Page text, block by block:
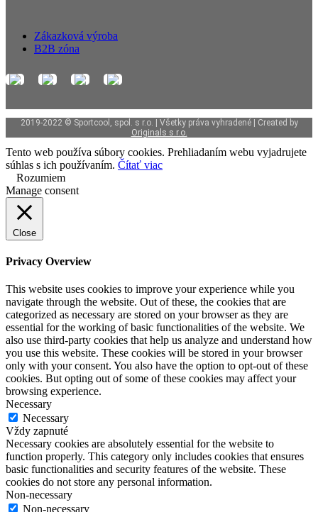
Zákazková výroba
B2B zóna
2019-2022 © Sportcool, spol. s r.o. | Všetky práva vyhradené | Created by
Originals s.r.o.
Tento web používa súbory cookies. Prehliadaním webu vyjadrujete
súhlas s ich používaním. Čítať viac
Rozumiem
Manage consent
Close
Privacy Overview
This website uses cookies to improve your experience while you
navigate through the website. Out of these, the cookies that are
categorized as necessary are stored on your browser as they are
essential for the working of basic functionalities of the website. We
also use third-party cookies that help us analyze and understand how
you use this website. These cookies will be stored in your browser
only with your consent. You also have the option to opt-out of these
cookies. But opting out of some of these cookies may affect your
browsing experience.
Necessary
Necessary
Vždy zapnuté
Necessary cookies are absolutely essential for the website to
function properly. This category only includes cookies that ensures
basic functionalities and security features of the website. These
cookies do not store any personal information.
Non-necessary
Non-necessary